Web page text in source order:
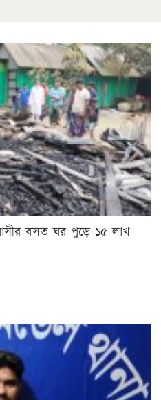
বসত ঘর পুড়ে ১৫ লাখ